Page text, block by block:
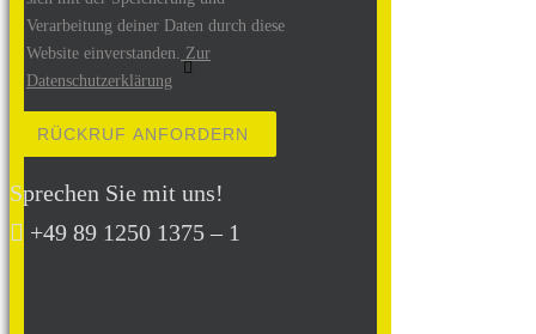
Verarbeitung deiner Daten durch diese
Website einverstanden.
Zur
Datenschutzerklärung
Bitte lasse dieses Feld leer.
Sprechen Sie mit uns!
+49 89 1250 1375 – 1